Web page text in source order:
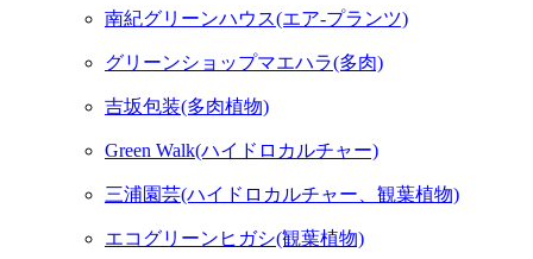
南紀グリーンハウス(エア-プランツ)
グリーンショップマエハラ(多肉)
吉坂包装(多肉植物)
Green Walk(ハイドロカルチャー)
三浦園芸(ハイドロカルチャー、観葉植物)
エコグリーンヒガシ(観葉植物)